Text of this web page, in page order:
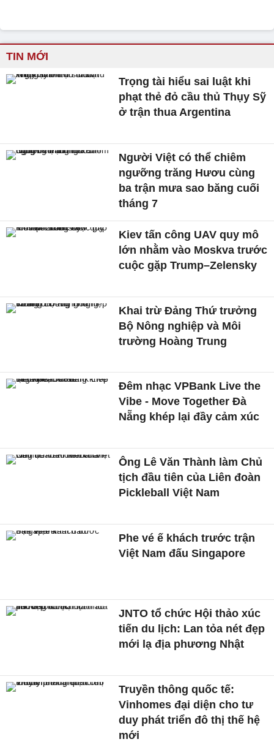
TIN MỚI
Trọng tài hiểu sai luật khi
phạt thẻ đỏ cầu thủ Thụy Sỹ
ở trận thua Argentina
Người Việt có thể chiêm
ngưỡng trăng Hươu cùng
ba trận mưa sao băng cuối
tháng 7
Kiev tấn công UAV quy mô
lớn nhằm vào Moskva trước
cuộc gặp Trump–Zelensky
Khai trừ Đảng Thứ trưởng
Bộ Nông nghiệp và Môi
trường Hoàng Trung
Đêm nhạc VPBank Live the
Vibe - Move Together Đà
Nẵng khép lại đầy cảm xúc
Ông Lê Văn Thành làm Chủ
tịch đầu tiên của Liên đoàn
Pickleball Việt Nam
Phe vé ế khách trước trận
Việt Nam đấu Singapore
JNTO tổ chức Hội thảo xúc
tiến du lịch: Lan tỏa nét đẹp
mới lạ địa phương Nhật
Truyền thông quốc tế:
Vinhomes đại diện cho tư
duy phát triển đô thị thế hệ
mới